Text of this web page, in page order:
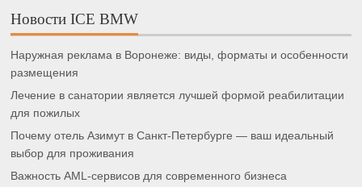
Новости ICE BMW
Наружная реклама в Воронеже: виды, форматы и особенности
размещения
Лечение в санатории является лучшей формой реабилитации
для пожилых
Почему отель Азимут в Санкт-Петербурге — ваш идеальный
выбор для проживания
Важность AML-сервисов для современного бизнеса